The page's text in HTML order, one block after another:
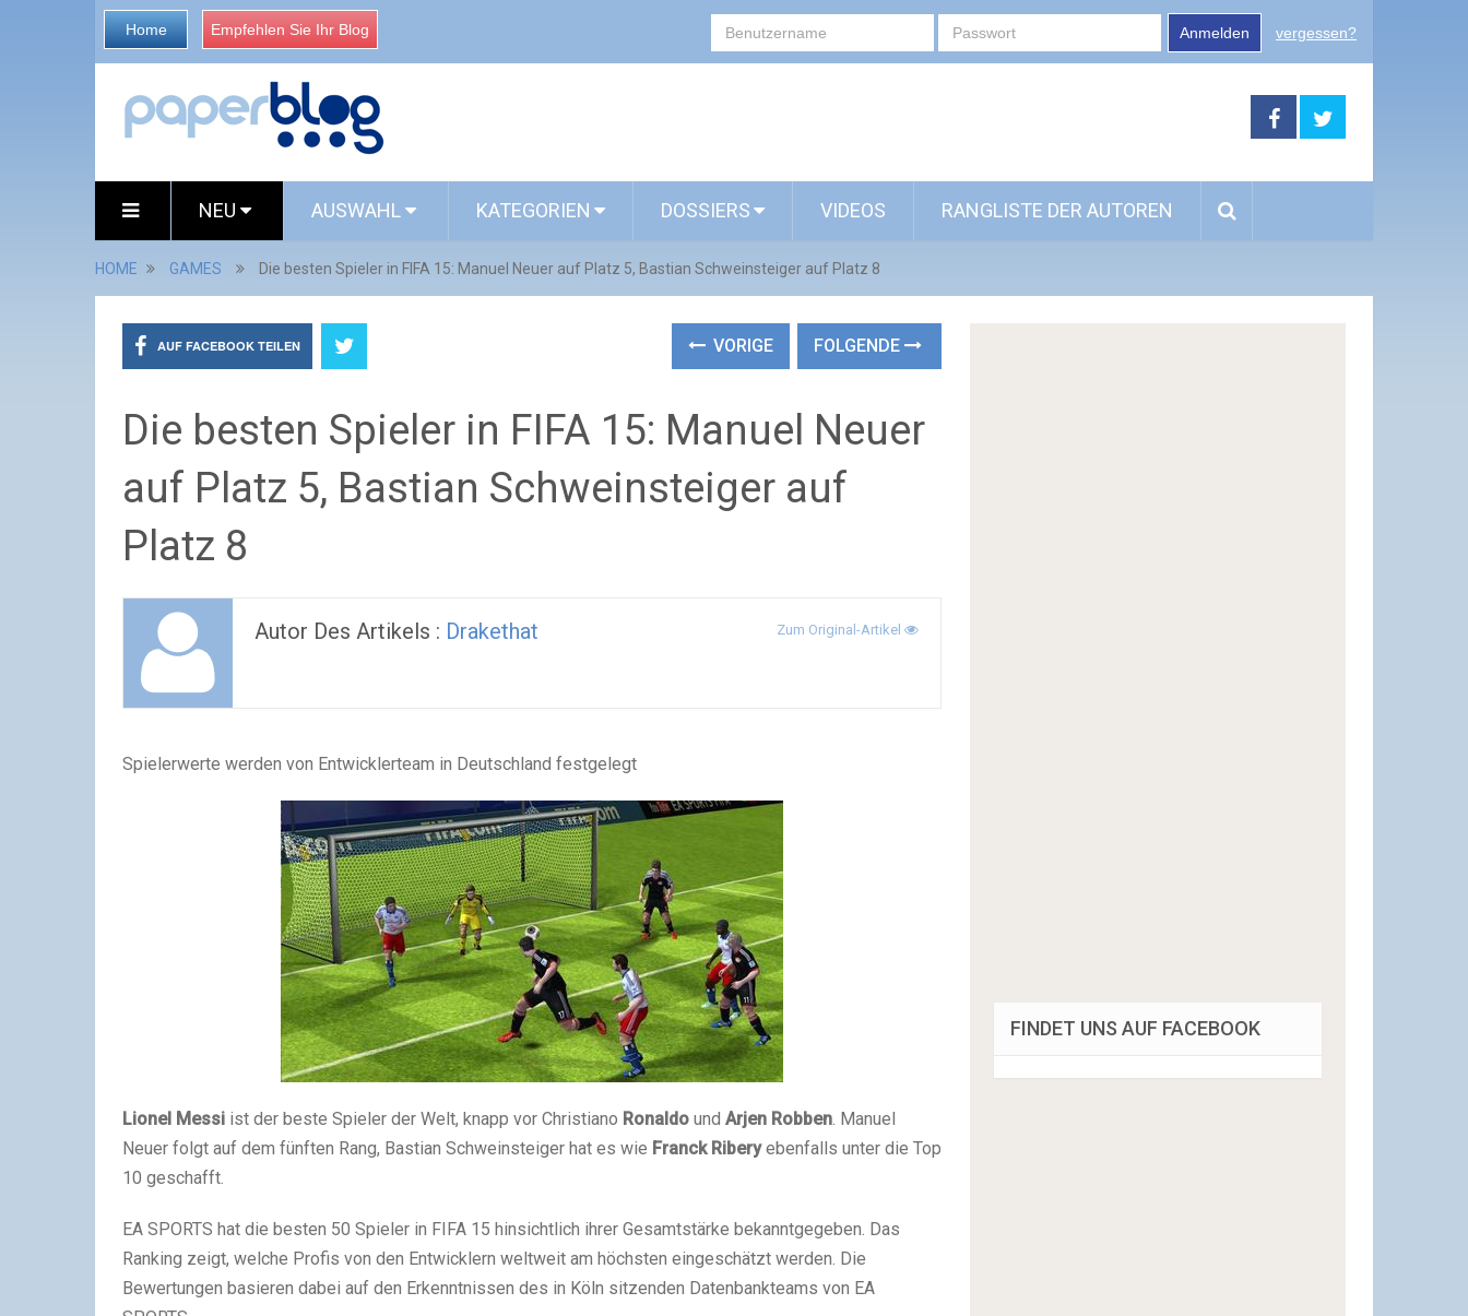
Home Empfehlen Sie Ihr Blog Anmelden vergessen?
NEU AUSWAHL KATEGORIEN DOSSIERS VIDEOS RANGLISTE DER AUTOREN
HOME GAMES Die besten Spieler in FIFA 15: Manuel Neuer auf Platz 5, Bastian Schweinsteiger auf Platz 8
AUF FACEBOOK TEILEN VORIGE FOLGENDE
Die besten Spieler in FIFA 15: Manuel Neuer
auf Platz 5, Bastian Schweinsteiger auf
Platz 8
Autor Des Artikels : Drakethat Zum Original-Artikel
Spielerwerte werden von Entwicklerteam in Deutschland festgelegt
Lionel Messi ist der beste Spieler der Welt, knapp vor Christiano Ronaldo und Arjen Robben. Manuel
Neuer folgt auf dem fünften Rang, Bastian Schweinsteiger hat es wie Franck Riberyebenfalls unter die Top
10 geschafft.
EA SPORTS hat die besten 50 Spieler in FIFA 15 hinsichtlich ihrer Gesamtstärke bekanntgegeben. Das
Ranking zeigt, welche Profis von den Entwicklern weltweit am höchsten eingeschätzt werden. Die
Bewertungen basieren dabei auf den Erkenntnissen des in Köln sitzenden Datenbankteams von EA
FINDET UNS AUF FACEBOOK